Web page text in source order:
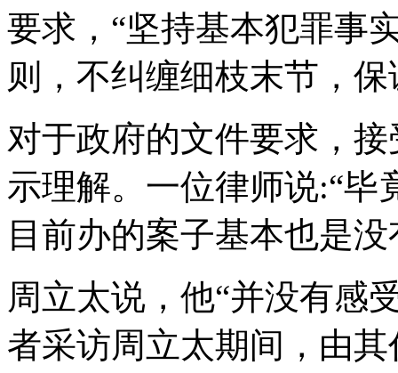
要求，“坚持基本犯罪事
则，不纠缠细枝末节，
对于政府的文件要求，
示理解。一位律师说:“毕
目前办的案子基本也是
周立太说，他“并没有感
者采访周立太期间，由